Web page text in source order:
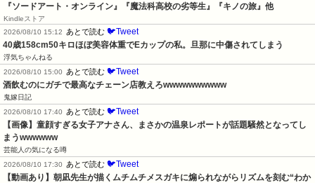
『ソードアート・オンライン』『魔法科高校の劣等生』『キノの旅』他
Kindleストア
2026/08/10 15:12
あとで読む 🐦Tweet
40歳158cm50キロほぼ美容体重でEカップの私。旦那に中傷されてしまう
浮気ちゃんねる
2026/08/10 15:00
あとで読む 🐦Tweet
酒飲むのにガチで最高なチェーン店教えろwwwwwwwwww
鬼嫁日記
2026/08/10 17:40
あとで読む 🐦Tweet
【画像】童顔すぎる女子アナさん、まさかの温泉レポートが話題騒然となってし
まうwwwwww
芸能人の気になる噂
2026/08/10 17:30
あとで読む 🐦Tweet
【動画あり】朝凪先生が描くムチムチメスガキに煽られながらリズムを刻む“わか